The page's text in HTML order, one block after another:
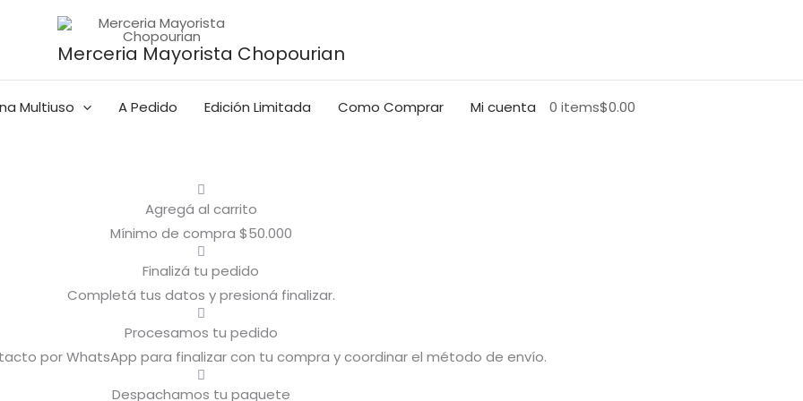
Merceria Mayorista Chopourian
Multiuso A Pedido Edición Limitada Como Comprar Mi cuenta 0 items$0.00
Agregá al carrito
Mínimo de compra $50.000
Finalizá tu pedido
Completá tus datos y presioná finalizar.
Procesamos tu pedido
por WhatsApp para finalizar con tu compra y coordinar el método de envío.
Despachamos tu paquete